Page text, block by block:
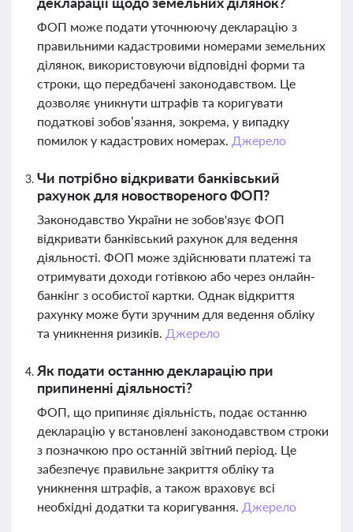
ФОП може подати уточнюючу декларацію з
правильними кадастровими номерами земельних
ділянок, використовуючи відповідні форми та
строки, що передбачені законодавством. Це
дозволяє уникнути штрафів та коригувати
податкові зобов’язання, зокрема, у випадку
помилок у кадастрових номерах. Джерело
Чи потрібно відкривати банківський
рахунок для новоствореного ФОП?
Законодавство України не зобов'язує ФОП
відкривати банківський рахунок для ведення
діяльності. ФОП може здійснювати платежі та
отримувати доходи готівкою або через онлайн-
банкінг з особистої картки. Однак відкриття
рахунку може бути зручним для ведення обліку
та уникнення ризиків. Джерело
Як подати останню декларацію при
припиненні діяльності?
ФОП, що припиняє діяльність, подає останню
декларацію у встановлені законодавством строки
з позначкою про останній звітний період. Це
забезпечує правильне закриття обліку та
уникнення штрафів, а також враховує всі
необхідні додатки та коригування. Джерело